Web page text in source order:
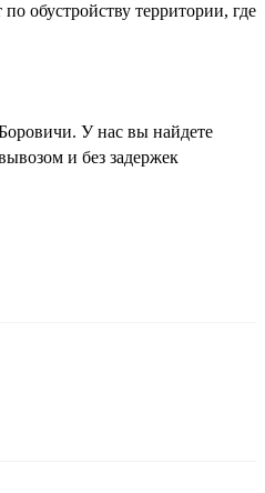
обустройству территории, где
У нас вы найдете
и без задержек